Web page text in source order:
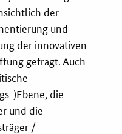
der
und
der innovativen
gefragt. Auch
)Ebene, die
und die
/